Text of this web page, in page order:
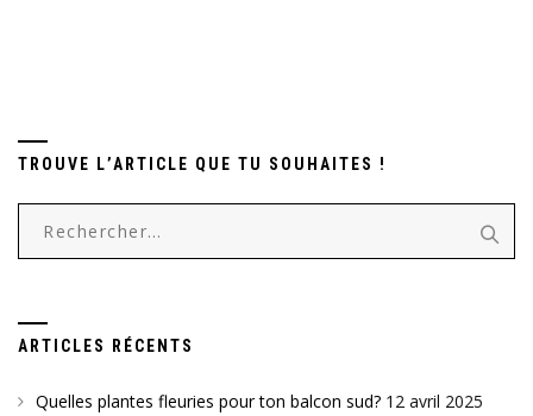
TROUVE L’ARTICLE QUE TU SOUHAITES !
ARTICLES RÉCENTS
Quelles plantes fleuries pour ton balcon sud? 12 avril 2025